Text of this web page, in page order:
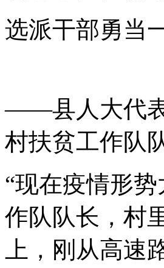
选派干部勇当
——县人大代表
村扶贫工作队
“现在疫情形
作队队长，村
上，刚从高